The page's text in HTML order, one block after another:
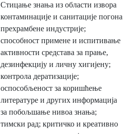
Стицање знања из области извора
контаминације и санитације погона
прехрамбене индустрије;
способност примене и испитивање
активности средстава за прање,
дезинфекцију и личну хигијену;
контрола дератизације;
оспособљеност за коришћење
литературе и других информација
за побољшање нивоа знања;
тимски рад; критичко и креативно